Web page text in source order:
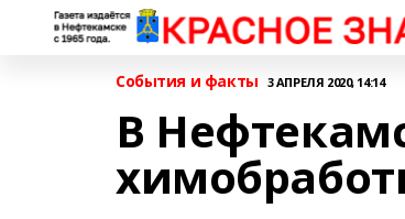
События и факты 3 АПРЕЛЯ 2020, 14:14
В